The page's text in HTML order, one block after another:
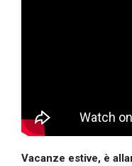
Vacanze estive, è